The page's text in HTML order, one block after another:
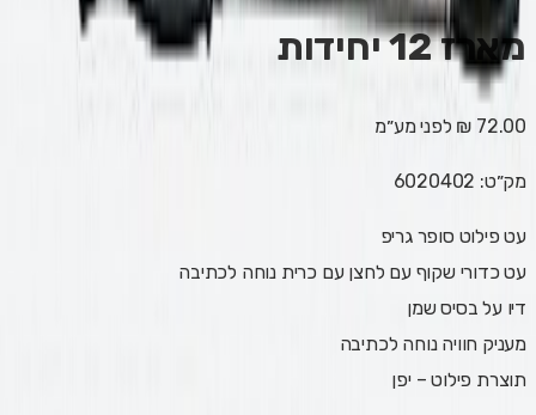
מארז 12 יחידות
72.00 ₪ לפני מע״מ
מק״ט: 6020402
עט פילוט סופר גריפ
עט כדורי שקוף עם לחצן עם כרית נוחה לכתיבה
דיו על בסיס שמן
מעניק חוויה נוחה לכתיבה
תוצרת פילוט – יפן